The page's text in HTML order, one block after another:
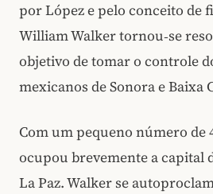
por López e pelo conceito de
William Walker tornou‑se
objetivo de tomar o controle
mexicanos de Sonora e Baixa
Com um pequeno número de
ocupou brevemente a capital
La Paz. Walker se